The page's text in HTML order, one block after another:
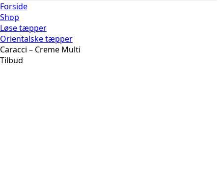
Forside
Shop
Løse tæpper
Orientalske tæpper
Caracci – Creme Multi
Tilbud